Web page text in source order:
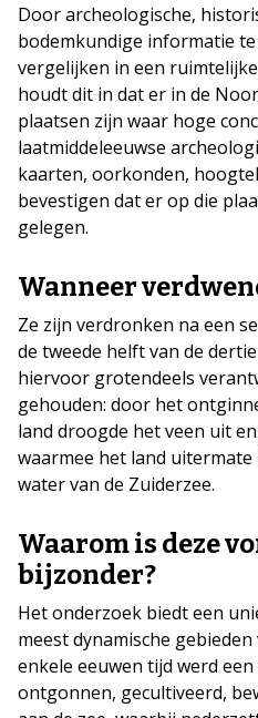
Door archeologische,
bodemkundige informatie
vergelijken in een
houdt dit in dat er in de
plaatsen zijn waar hoge
laatmiddeleeuwse
kaarten, oorkonden,
bevestigen dat er op die
gelegen.
Wanneer
Ze zijn verdronken na een
de tweede helft van de
hiervoor grotendeels
gehouden: door het
land droogde het veen uit
waarmee het land
water van de Zuiderzee.
Waarom is deze
bijzonder?
Het onderzoek biedt een
meest dynamische
enkele eeuwen tijd werd
ontgonnen, gecultiveerd,